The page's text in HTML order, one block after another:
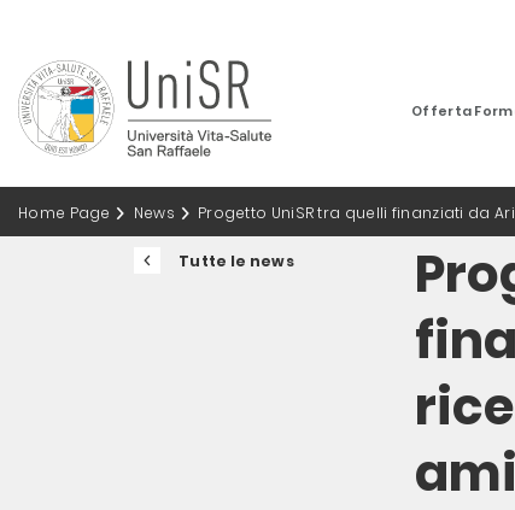
Offerta
Home Page News Progetto UniSR tra quelli finanziati da
Tutte le news